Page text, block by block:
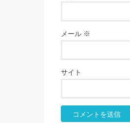
メール ※
サイト